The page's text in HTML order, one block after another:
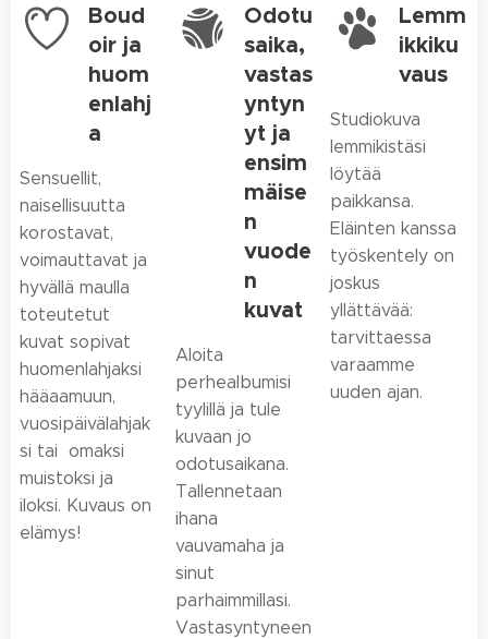
Boud
oir ja
huom
enlahj
a
Sensuellit,
naisellisuutta
korostavat,
voimauttavat ja
hyvällä maulla
toteutetut
kuvat sopivat
huomenlahjaksi
hääaamuun,
vuosipäivälahjak
si tai omaksi
muistoksi ja
iloksi. Kuvaus on
elämys!
Odotu
saika,
vastas
yntyn
yt ja
ensim
mäise
n
vuode
n
kuvat
Aloita
perhealbumisi
tyylillä ja tule
kuvaan jo
odotusaikana.
Tallennetaan
ihana
vauvamaha ja
sinut
parhaimmillasi.
Vastasyntyneen
Lemm
ikkiku
vaus
Studiokuva
lemmikistäsi
löytää
paikkansa.
Eläinten kanssa
työskentely on
joskus
yllättävää:
tarvittaessa
varaamme
uuden ajan.